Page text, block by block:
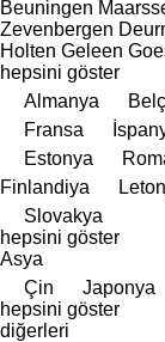
Beuningen
Zevenbergen
Holten Geleen
hepsini göster
Almanya
Fransa
Estonya
Finlandiya
Slovakya
hepsini göster
Asya
Çin
Japonya
hepsini göster
diğerleri